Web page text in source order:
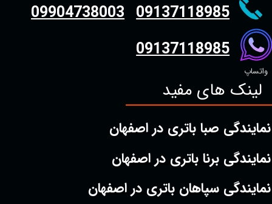
واتساپ
09904738003 09137118985
09137118985
لینک های مفید
نمایندگی صبا باتری در اصفهان
نمایندگی برنا باتری در اصفهان
نمایندگی سپاهان باتری در اصفهان